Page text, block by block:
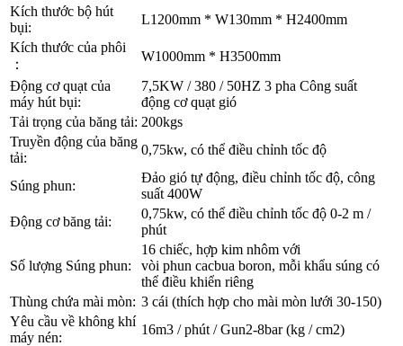
Kích thước bộ hút
bụi:
L1200mm * W130mm * H2400mm
Kích thước của phôi
：
W1000mm * H3500mm
Động cơ quạt của
máy hút bụi:
7,5KW / 380 / 50HZ 3 pha Công suất
động cơ quạt gió
Tải trọng của băng tải: 200kgs
Truyền động của băng
tải:
0,75kw, có thể điều chỉnh tốc độ
Súng phun:
Đảo gió tự động, điều chỉnh tốc độ, công
suất 400W
Động cơ băng tải:
0,75kw, có thể điều chỉnh tốc độ 0-2 m /
phút
Số lượng Súng phun:
16 chiếc, hợp kim nhôm với
vòi phun cacbua boron, mỗi khẩu súng có
thể điều khiển riêng
Thùng chứa mài mòn: 3 cái (thích hợp cho mài mòn lưới 30-150)
Yêu cầu về không khí
máy nén:
16m3 / phút / Gun2-8bar (kg / cm2)